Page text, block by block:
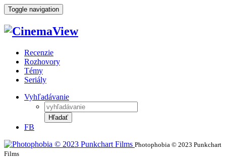
Toggle navigation
Recenzie
Rozhovory
Témy
Seriály
Vyhľadávanie
Hľadať
FB
Photophobia © 2023 Punkchart
Films